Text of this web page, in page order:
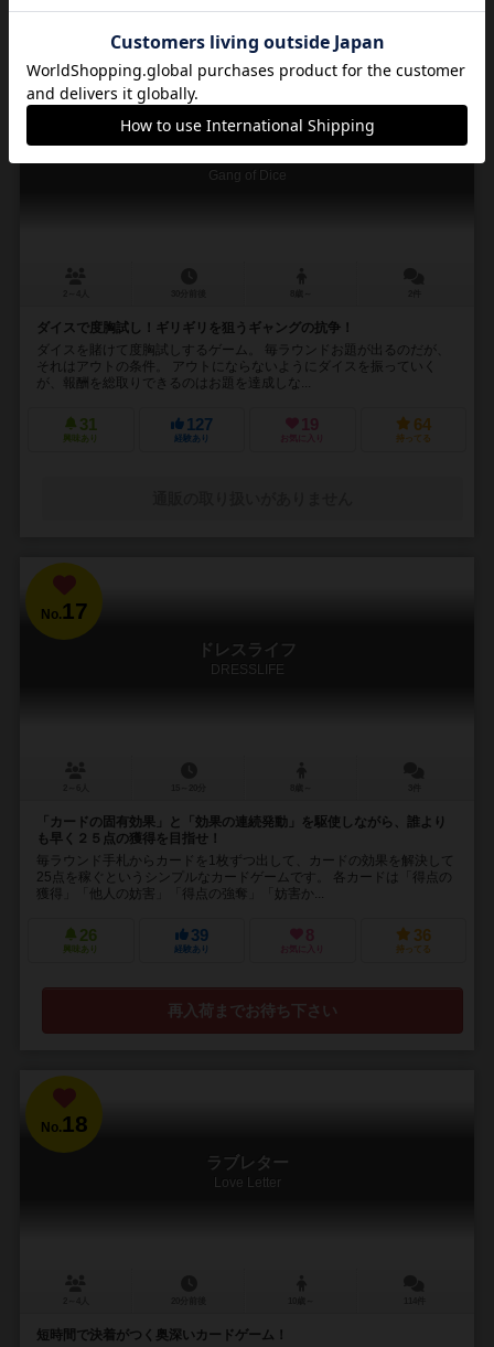
Gang of Dice
ダイスで度胸試し！ギリギリを狙うギャングの抗争！
ダイスを賭けて度胸試しするゲーム。 毎ラウンドお題が出るのだが、
それはアウトの条件。 アウトにならないようにダイスを振っていく
が、報酬を総取りできるのはお題を達成しな...
31
興味あり
127
経験あり
19
お気に入り
64
持ってる
No.17
ドレスライフ
DRESSLIFE
「カードの固有効果」と「効果の連続発動」を駆使しながら、誰より
も早く２５点の獲得を目指せ！
毎ラウンド手札からカードを1枚ずつ出して、カードの効果を解決して
25点を稼ぐというシンプルなカードゲームです。 各カードは「得点の
獲得」「他人の妨害」「得点の強奪」「妨害か...
26
興味あり
39
経験あり
8
お気に入り
36
持ってる
再入荷までお待ち下さい
No.18
ラブレター
Love Letter
短時間で決着がつく奥深いカードゲーム！